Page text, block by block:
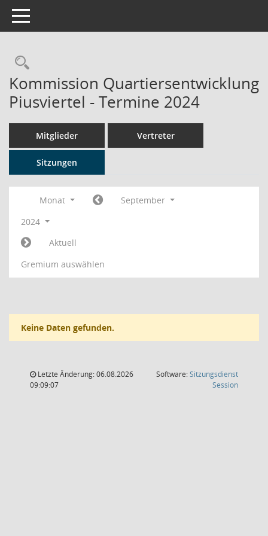
Toggle navigation
Rechercheauswahl
Kommission Quartiersentwicklung
Piusviertel - Termine 2024
Mitglieder Vertreter
Sitzungen
Monat
September
2024
Aktuell
Gremium auswählen
Keine Daten gefunden.
Letzte Änderung: 06.08.2026
09:09:07
Software:Sitzungsdienst
Session(Wird in